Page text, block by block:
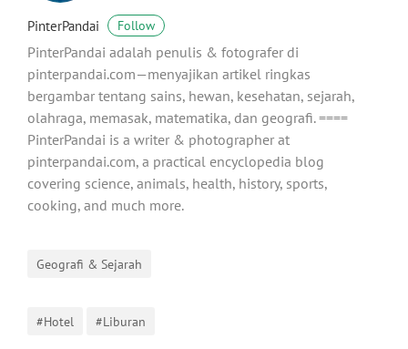
PinterPandai Follow
PinterPandai adalah penulis & fotografer di
pinterpandai.com—menyajikan artikel ringkas
bergambar tentang sains, hewan, kesehatan, sejarah,
olahraga, memasak, matematika, dan geografi. ====
PinterPandai is a writer & photographer at
pinterpandai.com, a practical encyclopedia blog
covering science, animals, health, history, sports,
cooking, and much more.
Geografi & Sejarah
#Hotel #Liburan